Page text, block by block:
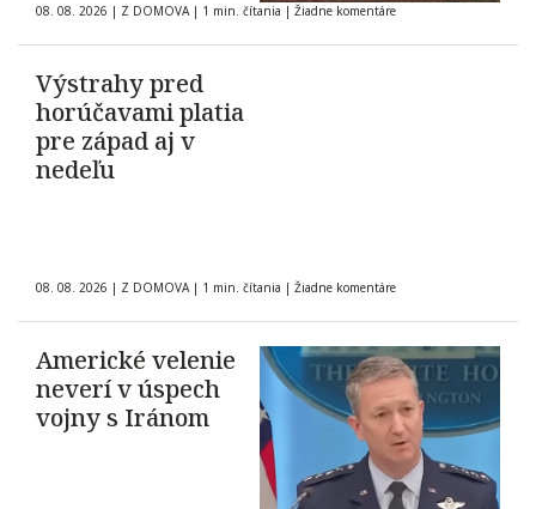
08. 08. 2026 | Z DOMOVA | 1 min. čítania | Žiadne komentáre
Výstrahy pred
horúčavami platia
pre západ aj v
nedeľu
08. 08. 2026 | Z DOMOVA | 1 min. čítania | Žiadne komentáre
Americké velenie
neverí v úspech
vojny s Iránom